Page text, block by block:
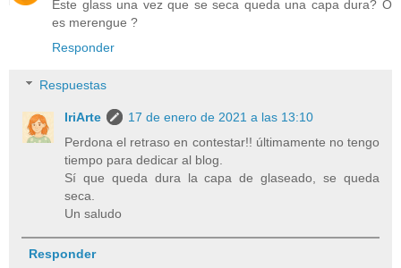
Este glass una vez que se seca queda una capa dura? O
es merengue ?
Responder
Respuestas
IriArte
17 de enero de 2021 a las 13:10
Perdona el retraso en contestar!! últimamente no tengo
tiempo para dedicar al blog.
Sí que queda dura la capa de glaseado, se queda
seca.
Un saludo
Responder